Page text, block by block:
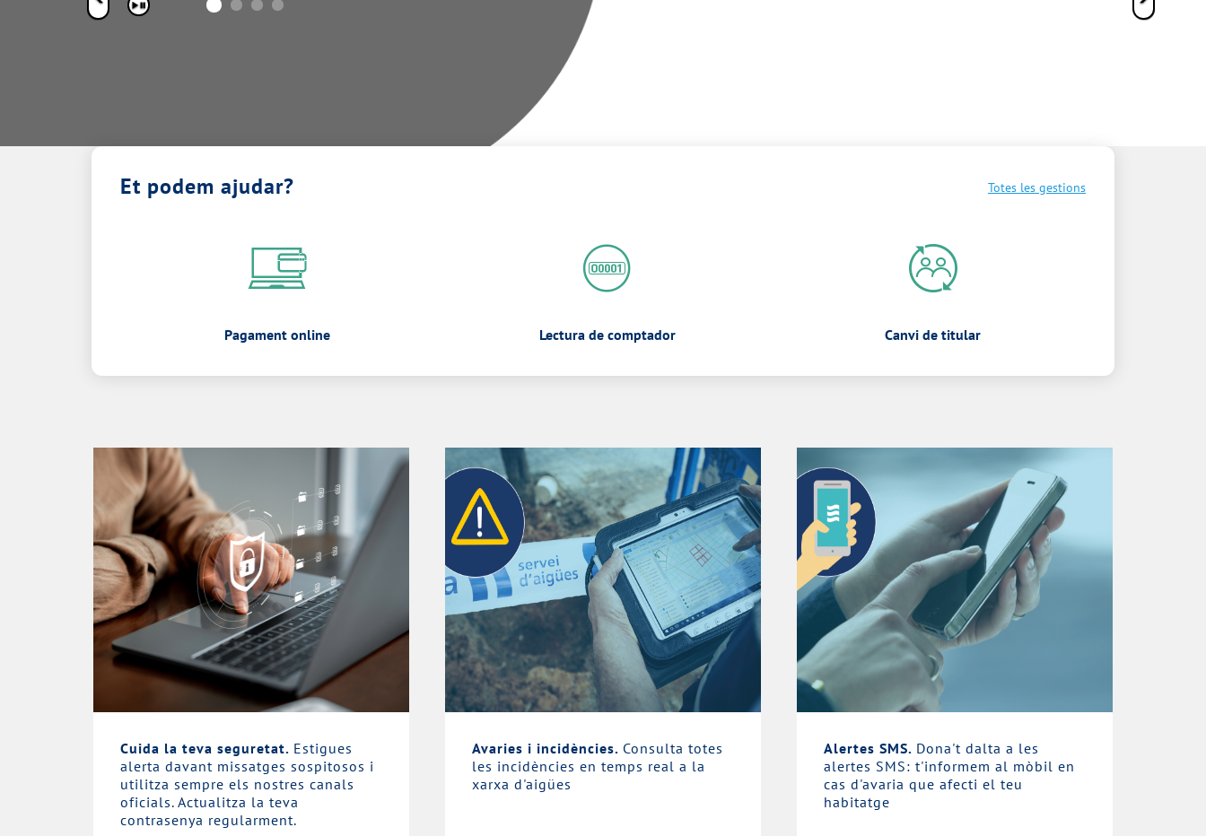
Et podem ajudar? Totes les gestions
Pagament online Lectura de comptador Canvi de titular
Cuida la teva seguretat. Estigues
alerta davant missatges sospitosos i
utilitza sempre els nostres canals
oficials. Actualitza la teva
contrasenya regularment.
Avaries i incidències. Consulta totes
les incidències en temps real a la
xarxa d'aigües
Alertes SMS. Dona't dalta a les
alertes SMS: t'informem al mòbil en
cas d'avaria que afecti el teu
habitatge